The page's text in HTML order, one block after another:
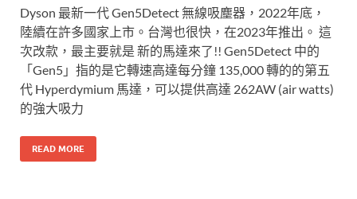
Dyson 最新一代 Gen5Detect 無線吸塵器，2022年底，
陸續在許多國家上市。台灣也很快，在2023年推出。 這
次改款，最主要就是 新的馬達來了!! Gen5Detect 中的
「Gen5」指的是它轉速高達每分鐘 135,000 轉的的第五
代 Hyperdymium 馬達，可以提供高達 262AW (air watts)
的強大吸力
READ MORE